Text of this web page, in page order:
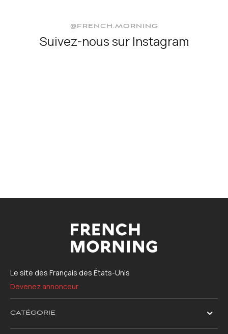
@FRENCH.MORNING
Suivez-nous sur Instagram
Le site des Français des États-Unis
Devenez annonceur
CATÉGORIE